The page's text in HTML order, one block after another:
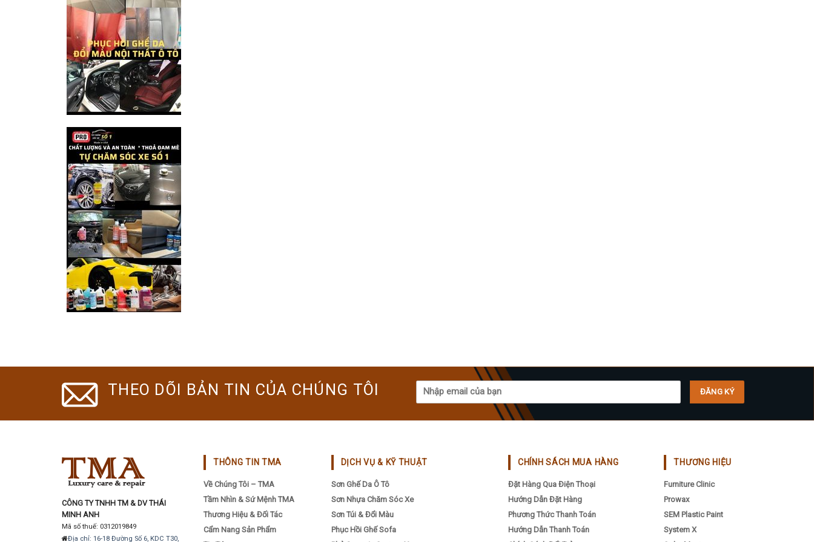
THEO DÕI BẢN TIN CỦA CHÚNG TÔI
CÔNG TY TNHH TM & DV THÁI
MINH ANH
Mã số thuế: 0312019849
Địa chỉ: 16-18 Đường Số 6, KDC T30,
THÔNG TIN TMA
Về Chúng Tôi – TMA
Tầm Nhìn & Sứ Mệnh TMA
Thương Hiệu & Đối Tác
Cẩm Nang Sản Phẩm
DỊCH VỤ & KỸ THUẬT
Sơn Ghế Da Ô Tô
Sơn Nhựa Chăm Sóc Xe
Sơn Túi & Đổi Màu
Phục Hồi Ghế Sofa
CHÍNH SÁCH MUA HÀNG
Đặt Hàng Qua Điện Thoại
Hướng Dẫn Đặt Hàng
Phương Thức Thanh Toán
Hướng Dẫn Thanh Toán
THƯƠNG HIỆU
Furniture Clinic
Prowax
SEM Plastic Paint
System X